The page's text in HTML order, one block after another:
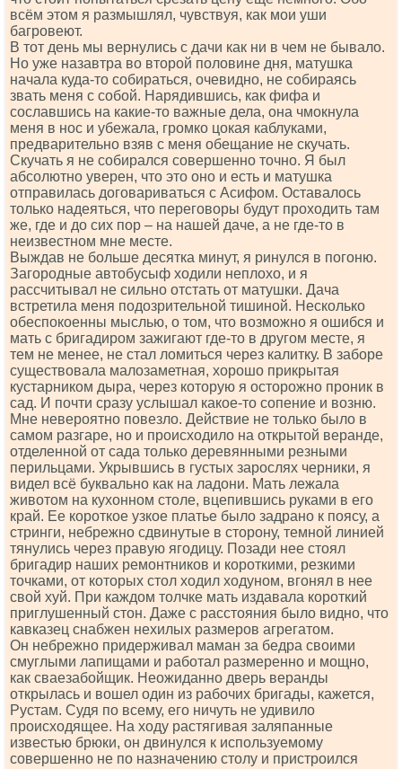
всём этом я размышлял, чувствуя, как мои уши
багровеют.
В тот день мы вернулись с дачи как ни в чем не бывало.
Но уже назавтра во второй половине дня, матушка
начала куда-то собираться, очевидно, не собираясь
звать меня с собой. Нарядившись, как фифа и
сославшись на какие-то важные дела, она чмокнула
меня в нос и убежала, громко цокая каблуками,
предварительно взяв с меня обещание не скучать.
Скучать я не собирался совершенно точно. Я был
абсолютно уверен, что это оно и есть и матушка
отправилась договариваться с Асифом. Оставалось
только надеяться, что переговоры будут проходить там
же, где и до сих пор – на нашей даче, а не где-то в
неизвестном мне месте.
Выждав не больше десятка минут, я ринулся в погоню.
Загородные автобусыф ходили неплохо, и я
рассчитывал не сильно отстать от матушки. Дача
встретила меня подозрительной тишиной. Несколько
обеспокоенны мыслью, о том, что возможно я ошибся и
мать с бригадиром зажигают где-то в другом месте, я
тем не менее, не стал ломиться через калитку. В заборе
существовала малозаметная, хорошо прикрытая
кустарником дыра, через которую я осторожно проник в
сад. И почти сразу услышал какое-то сопение и возню.
Мне невероятно повезло. Действие не только было в
самом разгаре, но и происходило на открытой веранде,
отделенной от сада только деревянными резными
перильцами. Укрывшись в густых зарослях черники, я
видел всё буквально как на ладони. Мать лежала
животом на кухонном столе, вцепившись руками в его
край. Ее короткое узкое платье было задрано к поясу, а
стринги, небрежно сдвинутые в сторону, темной линией
тянулись через правую ягодицу. Позади нее стоял
бригадир наших ремонтников и короткими, резкими
точками, от которых стол ходил ходуном, вгонял в нее
свой хуй. При каждом толчке мать издавала короткий
приглушенный стон. Даже с расстояния было видно, что
кавказец снабжен нехилых размеров агрегатом.
Он небрежно придерживал маман за бедра своими
смуглыми лапищами и работал размеренно и мощно,
как сваезабойщик. Неожиданно дверь веранды
открылась и вошел один из рабочих бригады, кажется,
Рустам. Судя по всему, его ничуть не удивило
происходящее. На ходу растягивая заляпанные
известью брюки, он двинулся к используемому
совершенно не по назначению столу и пристроился